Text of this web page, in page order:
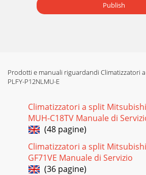
Publish
Prodotti e manuali riguardandi Climatizzatori
PLFY-P12NLMU-E
Climatizzatori a split
MUH-C18TV Manuale di
(48 pagine)
Climatizzatori a split
GF71VE Manuale di Servizio
(36 pagine)